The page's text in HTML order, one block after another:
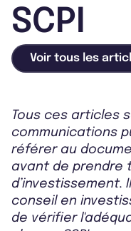
SCPI
Voir tous les
Tous ces articles
communications
référer au
avant de prendre
d’investissement.
conseil en
de vérifier